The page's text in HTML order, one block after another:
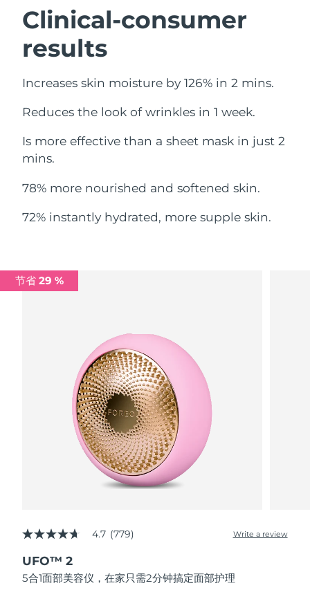
Clinical-consumer
results
Increases skin moisture by 126% in 2 mins.
Reduces the look of wrinkles in 1 week.
Is more effective than a sheet mask in just 2
mins.
78% more nourished and softened skin.
72% instantly hydrated, more supple skin.
节省 29 %
4.7
of
5
stars,
4.7 (779) Write a review
UFO™ 2
5合1面部美容仪，在家只需2分钟搞定面部护理
马来西亚 预计送达日期
马耳他
墨西哥 预计送达日期8/12/26
摩纳哥 预计送达日期
荷兰 预计送达日期
新西兰 预计送达日期
挪威 预计送达日期8/8/26
菲律宾
预计送达日期
预计送达日期
预计送达日期
沙特阿拉伯 预计送达日期8/9/26
新加坡 预计送达日期